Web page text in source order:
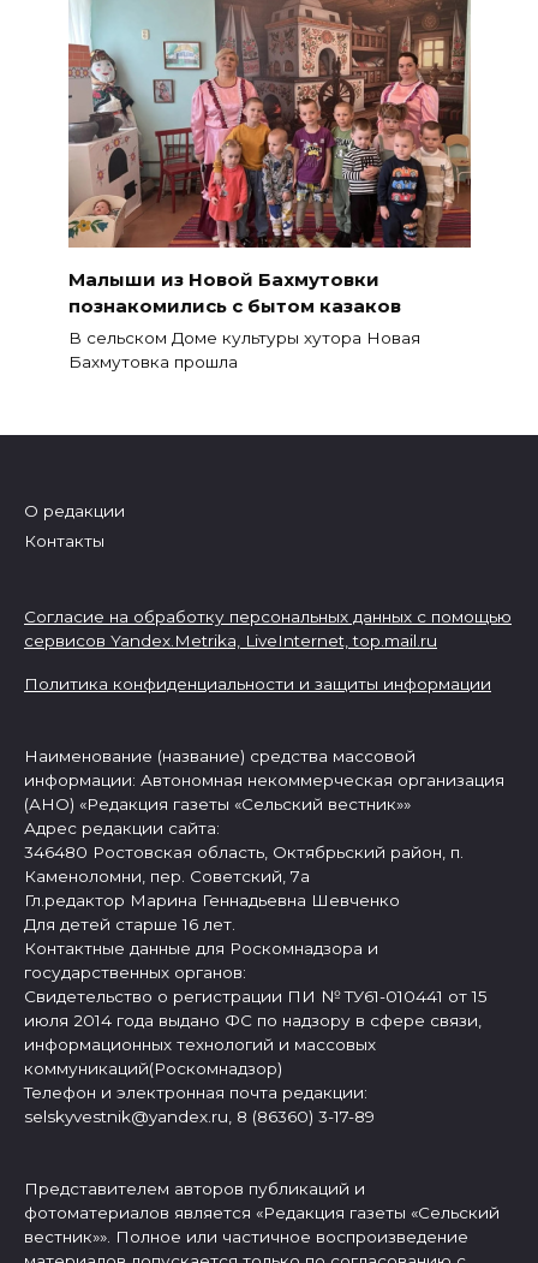
Малыши из Новой Бахмутовки
познакомились с бытом казаков
В сельском Доме культуры хутора Новая
Бахмутовка прошла
О редакции
Контакты
Согласие на обработку персональных данных с помощью
сервисов Yandex.Metrika, LiveInternet,top.mail.ru
Политика конфиденциальности и защиты информации
Наименование (название) средства массовой
информации: Автономная некоммерческая организация
(АНО) «Редакция газеты «Сельский вестник»»
Адрес редакции сайта:
346480 Ростовская область, Октябрьский район, п.
Каменоломни, пер. Советский, 7а
Гл.редактор Марина Геннадьевна Шевченко
Для детей старше 16 лет.
Контактные данные для Роскомнадзора и
государственных органов:
Свидетельство о регистрации ПИ № ТУ61-010441 от 15
июля 2014 года выдано ФС по надзору в сфере связи,
информационных технологий и массовых
коммуникаций(Роскомнадзор)
Телефон и электронная почта редакции:
selskyvestnik@yandex.ru, 8 (86360) 3-17-89
Представителем авторов публикаций и
фотоматериалов является «Редакция газеты «Сельский
вестник»». Полное или частичное воспроизведение